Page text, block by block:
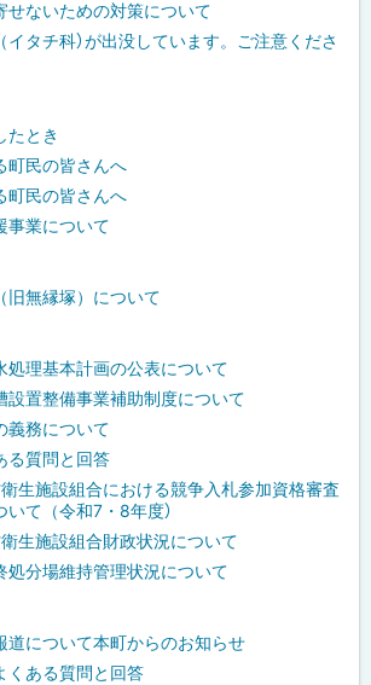
せないための対策について
イタチ科）が出没しています。ご注意くださ
たとき
町民の皆さんへ
町民の皆さんへ
事業について
旧無縁塚）について
処理基本計画の公表について
設置整備事業補助制度について
義務について
る質問と回答
生施設組合における競争入札参加資格審査
て（令和7・8年度）
生施設組合財政状況について
処分場維持管理状況について
道について本町からのお知らせ
くある質問と回答